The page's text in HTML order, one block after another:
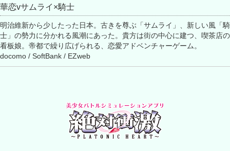
華恋vサムライ×騎士
明治維新から少したった日本。古きを尊ぶ「サムライ」、新しい風「騎
士」の勢力に分かれる風潮にあった。貴方は街の中心に建つ、喫茶店の
看板娘。帝都で繰り広げられる、恋愛アドベンチャーゲーム。
docomo / SoftBank / EZweb